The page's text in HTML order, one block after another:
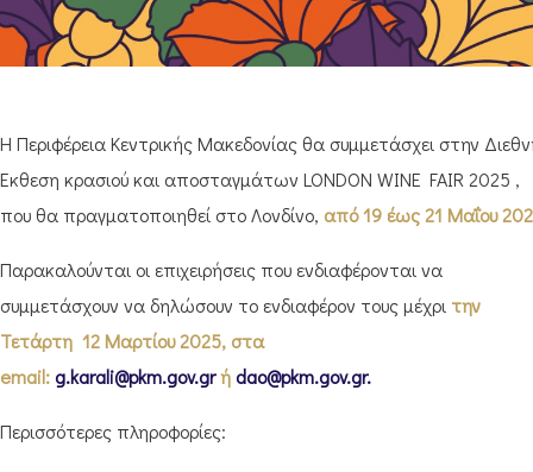
Η Περιφέρεια Κεντρικής Μακεδονίας θα συμμετάσχει στην
Έκθεση κρασιού και αποσταγμάτων LONDON WINE FAIR 2025 ,
που θα πραγματοποιηθεί στο Λονδίνο, από 19 έως 21 Μαΐου
Παρακαλούνται οι επιχειρήσεις που ενδιαφέρονται να
συμμετάσχουν να δηλώσουν το ενδιαφέρον τους μέχρι την
Τετάρτη 12 Μαρτίου 2025, στα
email:g.karali@pkm.gov.grήdao@pkm.gov.gr.
Περισσότερες πληροφορίες: